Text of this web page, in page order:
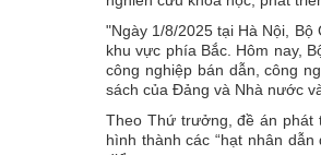
"Ngày 1/8/2025 tại Hà Nội,
khu vực phía Bắc. Hôm nay,
công nghiệp bán dẫn, công
sách của Đảng và Nhà nước
Theo Thứ trưởng, đề án phát
hình thành các “hạt nhân